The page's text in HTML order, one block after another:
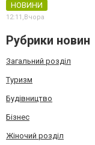
НОВИНИ
12:11,Вчора
Рубрики новин
Загальний розділ
Туризм
Будівництво
Бізнес
Жіночий розділ